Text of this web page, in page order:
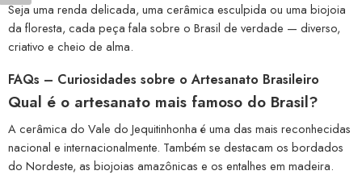
Seja uma renda delicada, uma cerâmica esculpida ou uma biojoia
da floresta, cada peça fala sobre o Brasil de verdade — diverso,
criativo e cheio de alma.
FAQs – Curiosidades sobre o Artesanato Brasileiro
Qual é o artesanato mais famoso do Brasil?
A cerâmica do Vale do Jequitinhonha é uma das mais reconhecidas
nacional e internacionalmente. Também se destacam os bordados
do Nordeste, as biojoias amazônicas e os entalhes em madeira.